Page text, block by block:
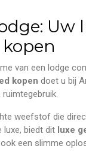
Uw
van een lodge
kopen doet u bij
weefstof die
luxe, biedt dit luxe
een slimme